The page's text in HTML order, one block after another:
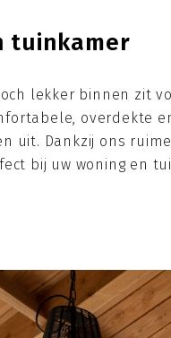
tuinkamer
lekker binnen zit
overdekte
uit. Dankzij ons
bij uw woning en